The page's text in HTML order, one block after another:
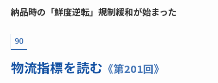
納品時の「鮮度逆転」規制緩和が始まった
90
物流指標を読む 《第201回》